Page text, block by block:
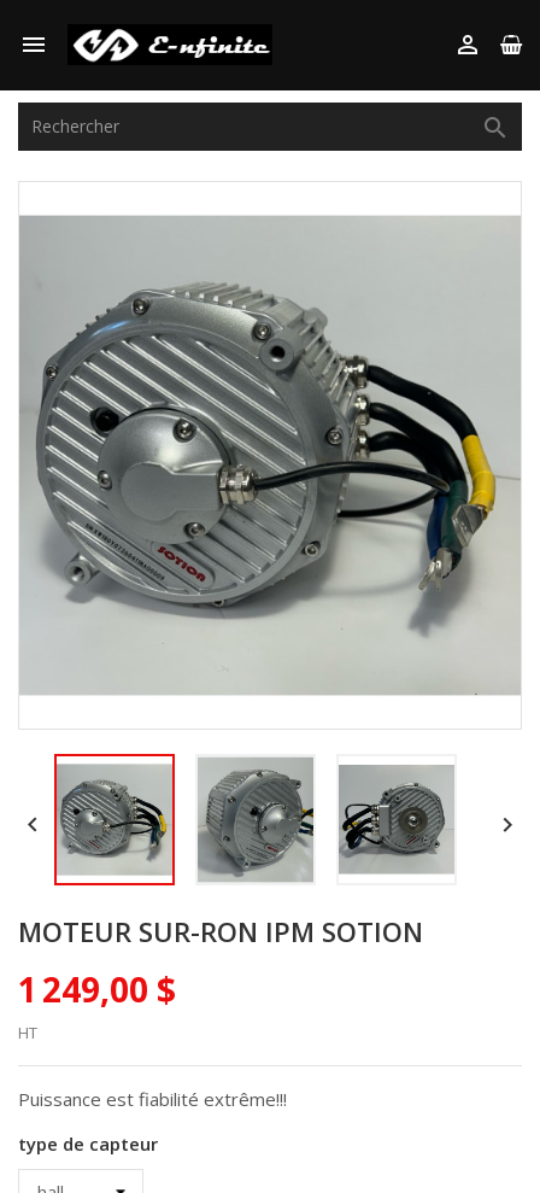
 

 
MOTEUR SUR-RON IPM SOTION
1 249,00 $
HT
Puissance est fiabilité extrême!!!
type de capteur